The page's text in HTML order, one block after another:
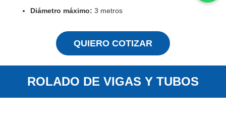
Diámetro máximo: 3 metros
QUIERO COTIZAR
ROLADO DE VIGAS Y TUBOS